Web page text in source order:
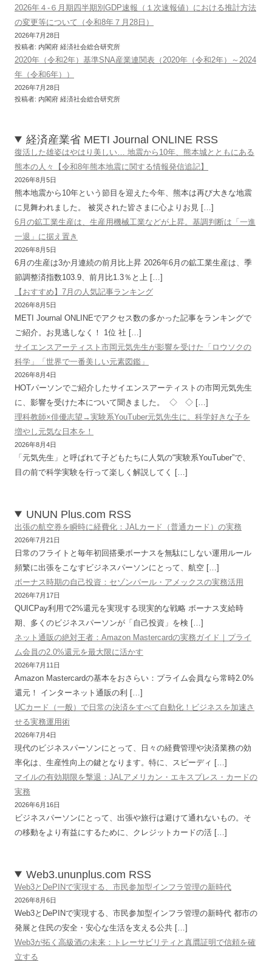
2026年４-６月期四半期別GDP速報（１次速報値）における推計方法
の変更等について（令和8年７月28日）
2026年7月28日
投稿者: 内閣府 経済社会総合研究所
2020年（令和2年）基準SNA産業連関表（2020年（令和2年）～2024
年（令和6年））
2026年7月28日
投稿者: 内閣府 経済社会総合研究所
経済産業省 METI Journal ONLINE RSS
復活した雄姿はやはり美しい… 地震から10年、熊本城とともにある
熊本の人々【令和8年熊本地震に関する情報発信追記】
2026年8月5日
熊本地震から10年という節目を迎えた今年、熊本は再び大きな地震
に見舞われました。 被災された皆さまに心よりお見 […]
6月の鉱工業生産は、生産用機械工業などが上昇。基調判断は「一進
一退」に据え置き
2026年8月5日
6月の生産は3か月連続の前月比上昇 2026年6月の鉱工業生産は、季
節調整済指数103.9、前月比1.3％と上 […]
【おすすめ】7月の人気記事ランキング
2026年8月5日
METI Journal ONLINEでアクセス数の多かった記事をランキングで
ご紹介。お見逃しなく！ 1位 社 […]
サイエンスアーティスト市岡元気先生が影響を受けた「ロウソクの
科学」「世界で一番美しい元素図鑑」
2026年8月4日
HOTパーソンでご紹介したサイエンスアーティストの市岡元気先生
に、影響を受けた本について聞きました。 ◇ ◇ […]
理科教師×俳優志望→実験系YouTuber元気先生に。科学好きな子を
増やし元気な日本を！
2026年8月4日
「元気先生」と呼ばれて子どもたちに人気の“実験系YouTuber”で、
目の前で科学実験を行って楽しく解説してく […]
UNUN Plus.com RSS
出張の航空券を瞬時に経費化：JALカード（普通カード）の実務
2026年7月21日
日常のフライトと毎年初回搭乗ボーナスを無駄にしない運用ルール
頻繁に出張をこなすビジネスパーソンにとって、航空 […]
ボーナス時期の自己投資：セゾンパール・アメックスの実務活用
2026年7月17日
QUICPay利用で2%還元を実現する現実的な戦略 ボーナス支給時
期、多くのビジネスパーソンが「自己投資」を検 […]
ネット通販の絶対王者：Amazon Mastercardの実務ガイド｜プライ
ム会員の2.0%還元を最大限に活かす
2026年7月11日
Amazon Mastercardの基本をおさらい：プライム会員なら常時2.0%
還元！ インターネット通販の利 […]
UCカード（一般）で日常の決済をすべて自動化！ビジネスを加速さ
せる実務運用術
2026年7月4日
現代のビジネスパーソンにとって、日々の経費管理や決済業務の効
率化は、生産性向上の鍵となります。特に、スピーディ […]
マイルの有効期限を撃退：JALアメリカン・エキスプレス・カードの
実務
2026年6月16日
ビジネスパーソンにとって、出張や旅行は避けて通れないもの。そ
の移動をより有益にするために、クレジットカードの活 […]
Web3.ununplus.com RSS
Web3とDePINで実現する、市民参加型インフラ管理の新時代
2026年8月6日
Web3とDePINで実現する、市民参加型インフラ管理の新時代 都市の
発展と住民の安全・安心な生活を支える公共 […]
Web3が拓く高級酒の未来：トレーサビリティと真贋証明で信頼を確
立する